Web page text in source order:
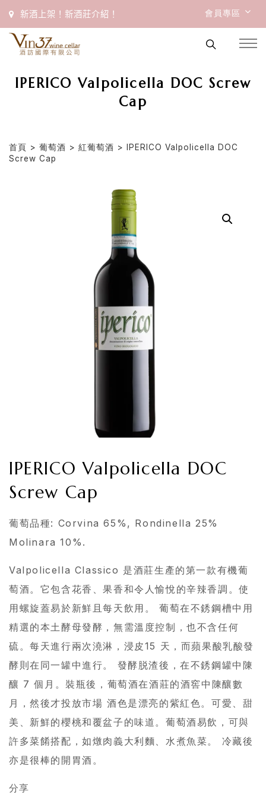
新酒上架！新酒莊介紹！ 會員專區
IPERICO Valpolicella DOC Screw
Cap
首頁 > 葡萄酒 > 紅葡萄酒 > IPERICO Valpolicella DOC
Screw Cap
IPERICO Valpolicella DOC
Screw Cap
葡萄品種: Corvina 65%, Rondinella 25%
Molinara 10%.
Valpolicella Classico 是酒莊生產的第一款有機葡
萄酒。它包含花香、果香和令人愉悅的辛辣香調。使
用螺旋蓋易於新鮮且每天飲用。 葡萄在不銹鋼槽中用
精選的本土酵母發酵，無需溫度控制，也不含任何
硫。每天進行兩次澆淋，浸皮15 天，而蘋果酸乳酸發
酵則在同一罐中進行。 發酵脱渣後，在不銹鋼罐中陳
釀 7 個月。裝瓶後，葡萄酒在酒莊的酒窖中陳釀數
月，然後才投放市場 酒色是漂亮的紫紅色。可愛、甜
美、新鮮的櫻桃和覆盆子的味道。葡萄酒易飲，可與
許多菜餚搭配，如燉肉義大利麵、水煮魚菜。 冷藏後
亦是很棒的開胃酒。
分享